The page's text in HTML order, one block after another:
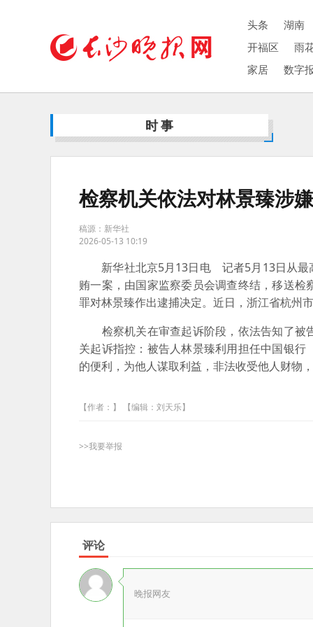
头条
湖南
开福区
雨
家居
数字
时事
检察机关依法对林景臻涉
稿源：新华社
2026-05-13 10:19
新华社北京5月13日电 记者5月13日从最高
贿一案，由国家监察委员会调查终结，移送
罪对林景臻作出逮捕决定。近日，浙江省杭州
检察机关在审查起诉阶段，依法告知了被
关起诉指控：被告人林景臻利用担任中国银
的便利，为他人谋取利益，非法收受他人财物
【作者：】 【编辑：刘天乐】
>>我要举报
评论
晚报网友